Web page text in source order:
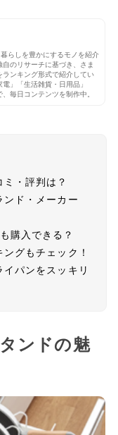
らしを豊かにするモノを紹介
のリサーチに基づき、さま
ンキング形式で紹介してい
」「生活雑貨・日用品」
毎日コンテンツを制作中。
・評判は？
ンド・メーカー
入できる？
グもチェック！
パンをスッキリ
ンドの魅